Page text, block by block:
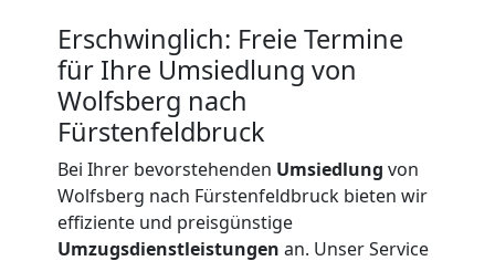
Erschwinglich: Freie Termine
für Ihre Umsiedlung von
Wolfsberg nach
Fürstenfeldbruck
Bei Ihrer bevorstehenden Umsiedlung von
Wolfsberg nach Fürstenfeldbruck bieten wir
effiziente und preisgünstige
Umzugsdienstleistungen an. Unser Service
National
Beiladung
International
Internationaler